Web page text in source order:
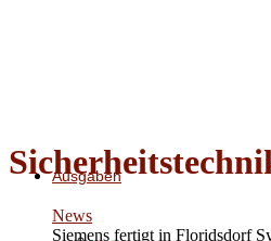
Ausgaben
News
Siemens fertigt in Floridsdorf